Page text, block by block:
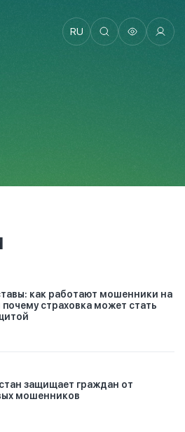
RU
как работают мошенники на
почему страховка может стать
защищает граждан от
мошенников